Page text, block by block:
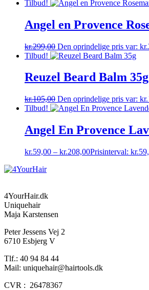
Tilbud!
Angel en Provence
kr.299,00 Den oprindelige pris var:
Tilbud!
Reuzel Beard Balm 35g
kr.105,00 Den oprindelige pris var:
Tilbud!
Angel En Provence
kr.59,00 – kr.208,00Prisinterval:
4YourHair.dk
Uniquehair
Maja Karstensen
Peter Jessens Vej 2
6710 Esbjerg V
Tlf.: 40 94 84 44
Mail: uniquehair@hairtools.dk
CVR : 26478367